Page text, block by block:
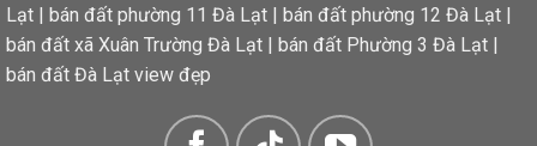
Lạt | bán đất phường 11 Đà Lạt | bán đất phường 12 Đà Lạt |
bán đất xã Xuân Trường Đà Lạt | bán đất Phường 3 Đà Lạt |
bán đất Đà Lạt view đẹp